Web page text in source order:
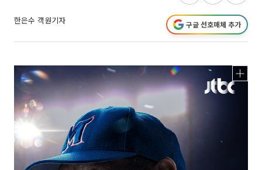
한은수 객원기자 구글 선호매체 추가